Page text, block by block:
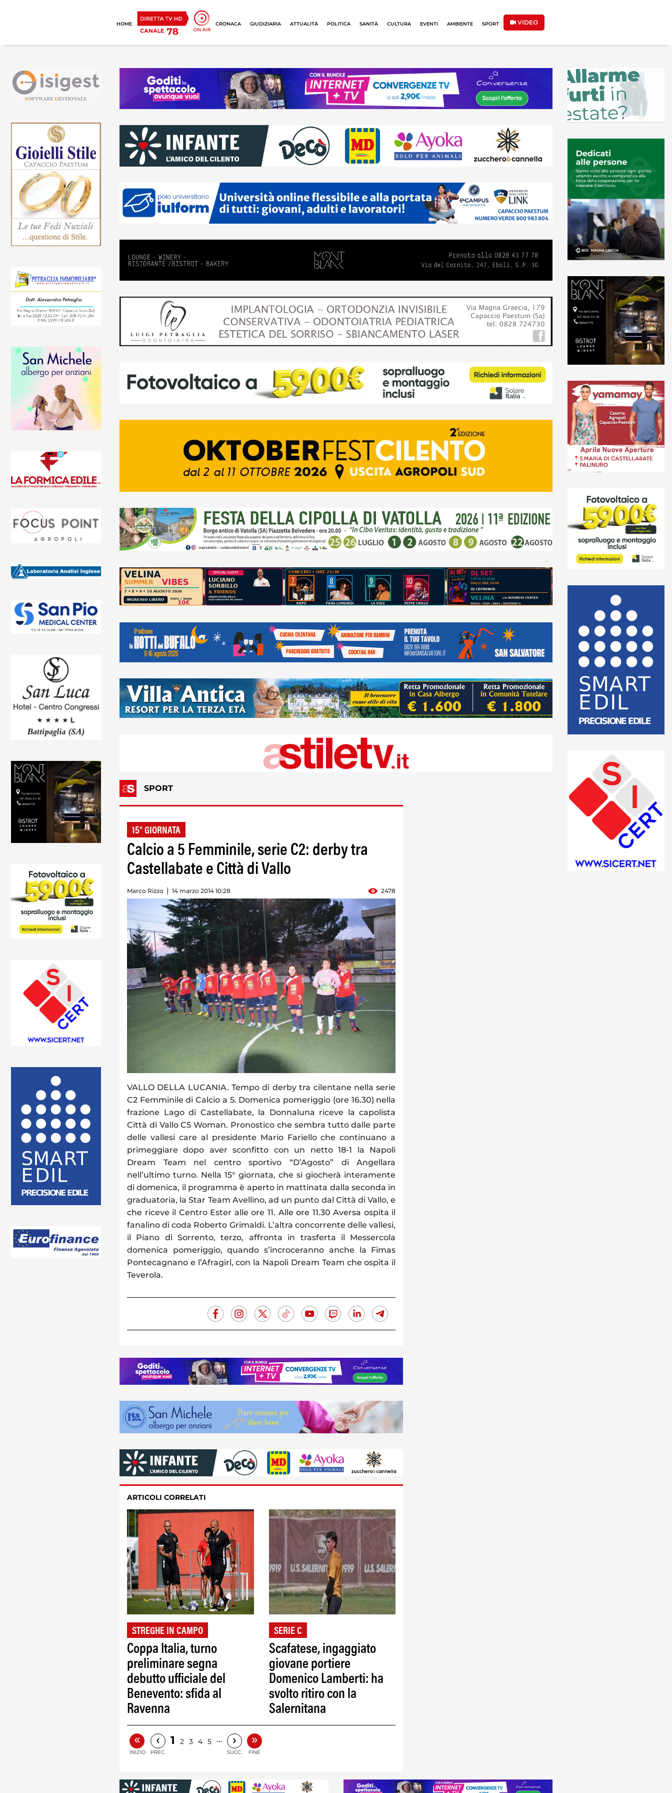
HOME CRONACA GIUDIZIARIA ATTUALITÀ POLITICA SANITÀ CULTURA EVENTI AMBIENTE SPORT VIDEO
SPORT
15° GIORNATA
Calcio a 5 Femminile, serie C2: derby tra
Castellabate e Città di Vallo
Marco Rizzo 14 marzo 2014 10:28 2478
VALLO DELLA LUCANIA. Tempo di derby tra cilentane nella serie
C2 Femminile di Calcio a 5. Domenica pomeriggio (ore 16.30) nella
frazione Lago di Castellabate, la Donnaluna riceve la capolista
Città di Vallo C5 Woman. Pronostico che sembra tutto dalle parte
delle vallesi care al presidente Mario Fariello che continuano a
primeggiare dopo aver sconfitto con un netto 18-1 la Napoli
Dream Team nel centro sportivo “D’Agosto” di Angellara
nell’ultimo turno. Nella 15° giornata, che si giocherà interamente
di domenica, il programma è aperto in mattinata dalla seconda in
graduatoria, la Star Team Avellino, ad un punto dal Città di Vallo, e
che riceve il Centro Ester alle ore 11. Alle ore 11.30 Aversa ospita il
fanalino di coda Roberto Grimaldi. L’altra concorrente delle vallesi,
il Piano di Sorrento, terzo, affronta in trasferta il Messercola
domenica pomeriggio, quando s’incroceranno anche la Fimas
Pontecagnano e l’Afragirl, con la Napoli Dream Team che ospita il
Teverola.
ARTICOLI CORRELATI
STREGHE IN CAMPO
Coppa Italia, turno
preliminare segna
debutto ufficiale del
Benevento: sfida al
Ravenna
SERIE C
Scafatese, ingaggiato
giovane portiere
Domenico Lamberti: ha
svolto ritiro con la
Salernitana
«
INIZIO
‹
PREC.
1 2 3 4 5 … ›
SUCC.
»
FINE